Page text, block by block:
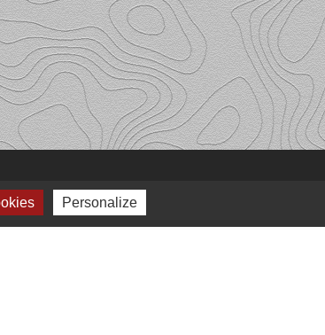
Personalize